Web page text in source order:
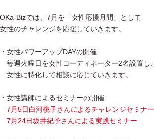
OKa-Bizでは、7月を「女性応援月間」として
女性のチャレンジを応援していきます。
・女性パワーアップDAYの開催
毎週火曜日を女性コーディネーター2名設置し、
女性に特化して相談に応じていきます。
・女性講師によるセミナーの開催
7月5日白河桃子さんによるチャレンジセミナー
7月24日坂井紀予さんによる実践セミナー